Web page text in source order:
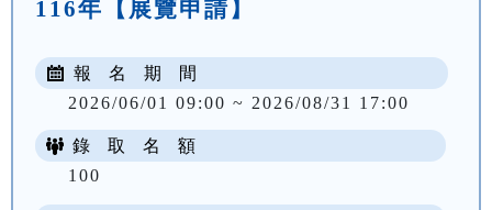
116年【展覽申請】
報 名 期 間
2026/06/01 09:00 ~ 2026/08/31 17:00
錄 取 名 額
100